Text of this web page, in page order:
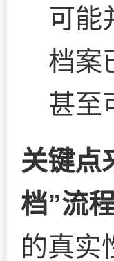
可能
档案
甚至
关键点
档”流
的真实